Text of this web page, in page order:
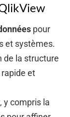
pour
et systèmes.
de la structure
et
y compris la